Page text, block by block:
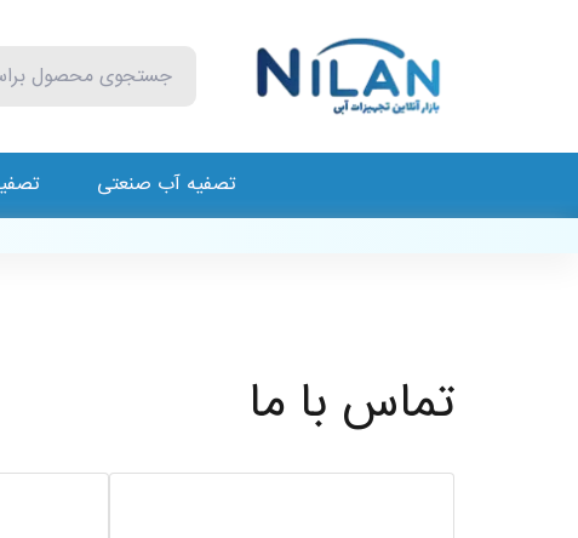
تصفیه آب صنعتی
تماس با ما